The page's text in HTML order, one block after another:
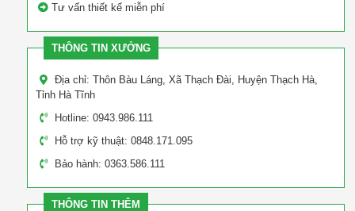
Tư vấn thiết kế miễn phí
THÔNG TIN XƯỞNG
Địa chỉ: Thôn Bàu Láng, Xã Thạch Đài, Huyện Thạch Hà,
Tỉnh Hà Tĩnh
Hotline: 0943.986.111
Hỗ trợ kỹ thuật: 0848.171.095
Bảo hành: 0363.586.111
THÔNG TIN THÊM